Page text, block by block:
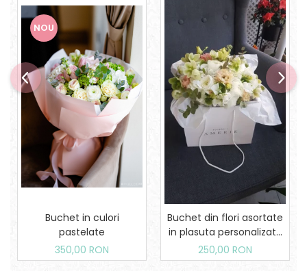
NOU
Buchet in culori
pastelate
350,00 RON
Buchet din flori asortate
in plasuta personalizata
Amerie
250,00 RON